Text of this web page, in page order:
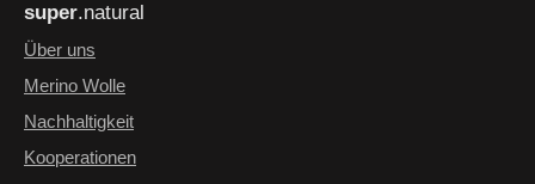
genommen und die
einverstanden.
super.natural
Über uns
Merino Wolle
Nachhaltigkeit
Kooperationen